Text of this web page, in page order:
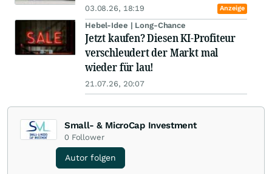
03.08.26, 18:19 Anzeige
Hebel-Idee | Long-Chance
Jetzt kaufen? Diesen KI-Profiteur
verschleudert der Markt mal
wieder für lau!
21.07.26, 20:07
Small- & MicroCap Investment
0 Follower
Autor folgen